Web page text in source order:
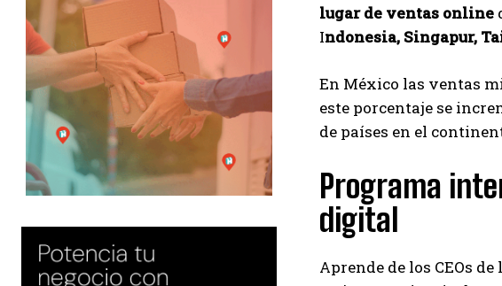
lugar de ventas online
Indonesia, Singapur,
En México las ventas
este porcentaje se
de países en el
Programa
digital
Aprende de los CEOs